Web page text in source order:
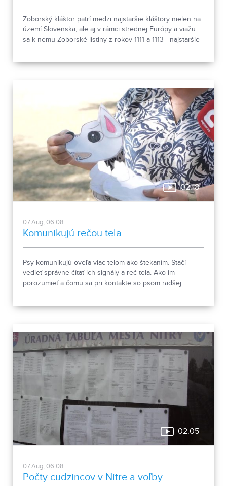
Zoborský kláštor patrí medzi najstaršie kláštory nielen na
území Slovenska, ale aj v rámci strednej Európy a viažu
sa k nemu Zoborské listiny z rokov 1111 a 1113 - najstaršie
02:18
07.Aug, 06:08
Komunikujú rečou tela
Psy komunikujú oveľa viac telom ako štekaním. Stačí
vedieť správne čítať ich signály a reč tela. Ako im
porozumieť a čomu sa pri kontakte so psom radšej
02:05
07.Aug, 06:08
Počty cudzincov v Nitre a voľby